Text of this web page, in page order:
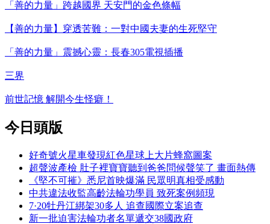
「善的力量」跨越國界 天安門的金色條幅
【善的力量】穿透苦難：一對中國夫妻的生死堅守
「善的力量」震撼心靈：長春305電視插播
三界
前世記憶 解開今生怪癖！
今日頭版
好奇號火星車發現紅色星球上大片蜂窩圖案
超聲波產檢 肚子裡寶寶聽到爸爸問候聲笑了 畫面熱傳
《堅不可摧》悉尼首映爆滿 民眾明真相受感動
中共違法收監高齡法輪功學員 致死案例頻現
7·20牡丹江綁架30多人 追查國際立案追查
新一批迫害法輪功者名單遞交38國政府